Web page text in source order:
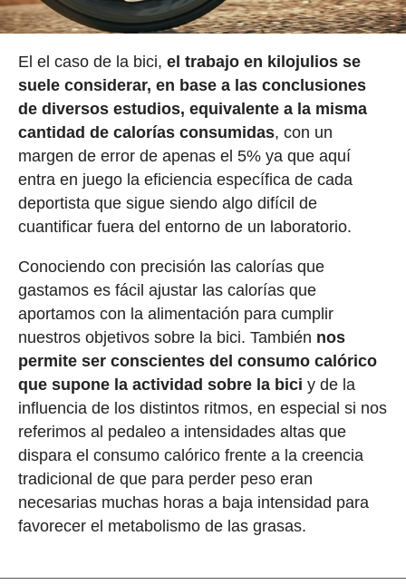
El el caso de la bici, el trabajo en kilojulios se
suele considerar, en base a las conclusiones
de diversos estudios, equivalente a la misma
cantidad de calorías consumidas, con un
margen de error de apenas el 5% ya que aquí
entra en juego la eficiencia específica de cada
deportista que sigue siendo algo difícil de
cuantificar fuera del entorno de un laboratorio.
Conociendo con precisión las calorías que
gastamos es fácil ajustar las calorías que
aportamos con la alimentación para cumplir
nuestros objetivos sobre la bici. También nos
permite ser conscientes del consumo calórico
que supone la actividad sobre la bici y de la
influencia de los distintos ritmos, en especial si nos
referimos al pedaleo a intensidades altas que
dispara el consumo calórico frente a la creencia
tradicional de que para perder peso eran
necesarias muchas horas a baja intensidad para
favorecer el metabolismo de las grasas.